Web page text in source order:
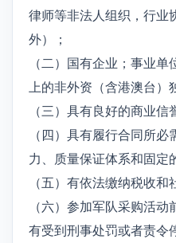
律师等非法人组织，行业
外）；
（二）国有企业；事业
上的非外资（含港澳台）
（三）具有良好的商业
（四）具有履行合同所
力、质量保证体系和固定
（五）有依法缴纳税收
（六）参加军队采购活
有受到刑事处罚或者责令